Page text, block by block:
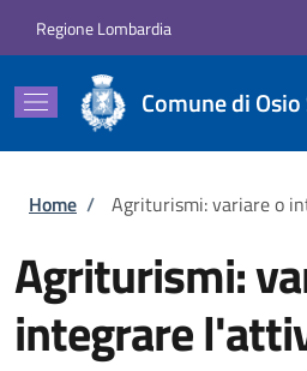
Regione Lombardia
Comune di
Briciole di pane
Home / Agriturismi: variare o
Agriturismi:
integrare